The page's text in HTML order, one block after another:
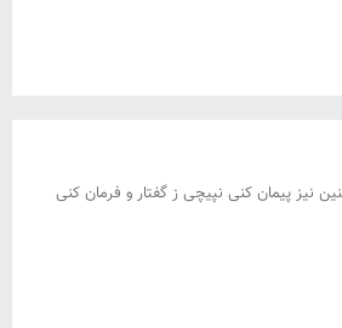
نیز پیمان کنی نپیچی ز گفتار و فرمان کنی